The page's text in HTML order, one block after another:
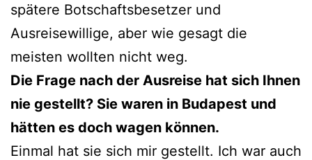
spätere Botschaftsbesetzer und
Ausreisewillige, aber wie gesagt die
meisten wollten nicht weg.
Die Frage nach der Ausreise hat sich Ihnen
nie gestellt? Sie waren in Budapest und
hätten es doch wagen können.
Einmal hat sie sich mir gestellt. Ich war auch